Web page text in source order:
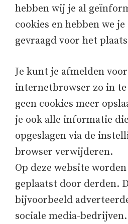
hebben wij je al
cookies en hebben we
gevraagd voor het
Je kunt je afmelden
internetbrowser zo in
geen cookies meer
je ook alle informatie
opgeslagen via de
browser verwijderen.
Op deze website
geplaatst door derden.
bijvoorbeeld
sociale media-bedrijven.